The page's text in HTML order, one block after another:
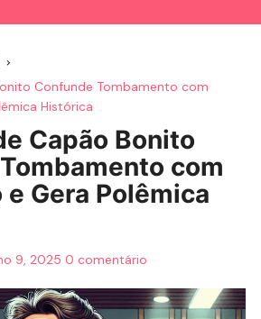
Confunde Tombamento com
Histórica
Capão Bonito
com
Gera Polêmica
9, 2025 0 comentário